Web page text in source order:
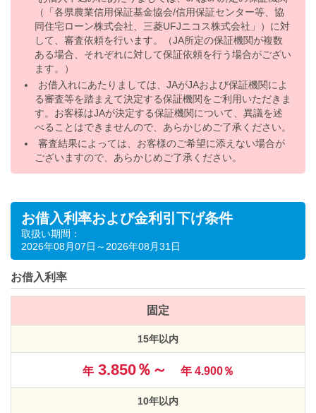
（「各県農業信用保証基金協会/信用保証センター等、協
同住宅ローン株式会社、三菱UFJニコス株式会社」）に対
して、審査依頼を行います。（JA所定の保証機関が複数
ある場合、それぞれに対して保証依頼を行う場合がござい
ます。）
お借入れにあたりましては、JAがJAおよび保証機関によ
る審査等を踏まえて決定する保証機関をご利用いただきま
す。お客様はJAが決定する保証機関について、異議を述
べることはできませんので、あらかじめご了承ください。
審査結果によっては、お客様のご希望に添えない場合が
ございますので、あらかじめご了承ください。
お借入利率および金利引下げ条件
取扱い期間：
2026年08月07日～2026年08月31日
お借入利率
固定
15年以内
年3.850％～ 年 4.900％
10年以内